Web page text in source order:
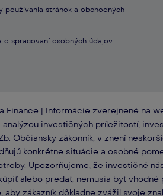
používania stránok a obchodných
o spracovaní osobných údajov​
| Informácie zverejnené na
investičných príležitostí,
Občiansky zákonník, v znení
konkrétne situácie a osobné
Upozorňujeme, že investičné
alebo predať, nemusia byť
zákazník dôkladne zvážil svoje